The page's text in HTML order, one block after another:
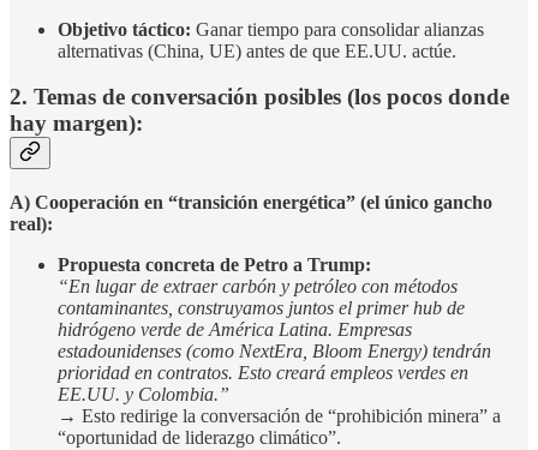
Objetivo táctico: Ganar tiempo para consolidar alianzas
alternativas (China, UE) antes de que EE.UU. actúe.
2. Temas de conversación posibles (los pocos donde
hay margen):
A) Cooperación en “transición energética” (el único gancho
real):
Propuesta concreta de Petro a Trump:
“En lugar de extraer carbón y petróleo con métodos
contaminantes, construyamos juntos el primer hub de
hidrógeno verde de América Latina. Empresas
estadounidenses (como NextEra, Bloom Energy) tendrán
prioridad en contratos. Esto creará empleos verdes en
EE.UU. y Colombia.”
→ Esto redirige la conversación de “prohibición minera” a
“oportunidad de liderazgo climático”.